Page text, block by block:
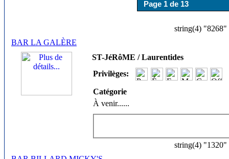
string(4) "8268"
BAR LA GALÈRE
ST-JéRôME / Laurentides
Privilèges:
Catégorie
À venir......
string(4) "1320"